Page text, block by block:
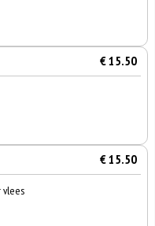
€ 15.50
€ 15.50
vlees